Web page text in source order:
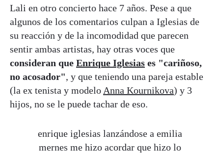
Lali en otro concierto hace 7 años. Pese a que
algunos de los comentarios culpan a Iglesias de
su reacción y de la incomodidad que parecen
sentir ambas artistas, hay otras voces que
consideran que Enrique Iglesias es "cariñoso,
no acosador", y que teniendo una pareja estable
(la ex tenista y modelo Anna Kournikova) y 3
hijos, no se le puede tachar de eso.
enrique iglesias lanzándose a emilia
mernes me hizo acordar que hizo lo